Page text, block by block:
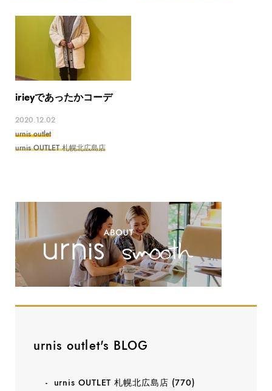
irieyであったかコーデ
2020.12.02
urnis outlet
urnis OUTLET 札幌北広島店
urnis outlet's BLOG
urnis OUTLET 札幌北広島店 (770)